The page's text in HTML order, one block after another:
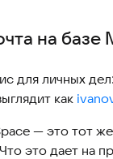
на базе
для личных
как
— это тот
это дает на